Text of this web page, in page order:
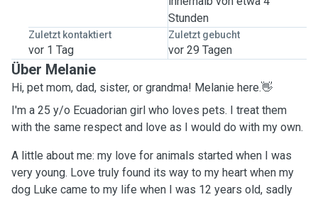
Stunden
Zuletzt kontaktiert
vor 1 Tag
Zuletzt gebucht
vor 29 Tagen
Über Melanie
Hi, pet mom, dad, sister, or grandma! Melanie here.👋
I'm a 25 y/o Ecuadorian girl who loves pets. I treat them
with the same respect and love as I would do with my own.
A little about me: my love for animals started when I was
very young. Love truly found its way to my heart when my
dog Luke came to my life when I was 12 years old, sadly